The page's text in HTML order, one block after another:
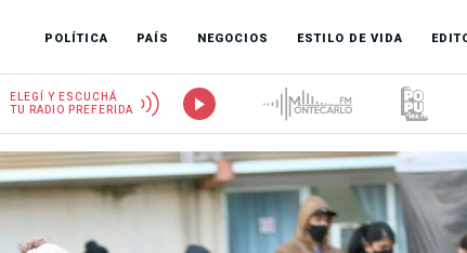
POLÍTICA PAÍS NEGOCIOS ESTILO DE VIDA
ELEGÍ Y ESCUCHÁ
TU RADIO PREFERIDA